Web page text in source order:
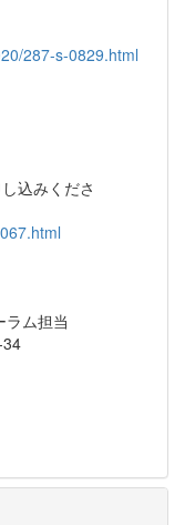
287-s-0829.html
込みくださ
ム担当